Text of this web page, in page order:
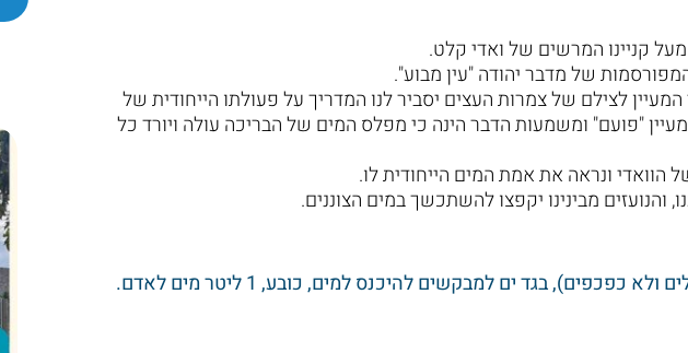
קניינו המרשים של ואדי קלט.
של מדבר יהודה "עין מבוע".
המעיין לצילם של צמרות העצים יסביר לנו המדריך על פעולתו הייחודית של
"פועם" ומשמעות הדבר הינה כי מפלס המים של הבריכה עולה ויורד כל
ונראה את אמת המים הייחודית לו.
והנועזים מבינינו יקפצו להשתכשך במים הצוננים.
כפכפים), בגד ים למבקשים להיכנס למים, כובע, 1 ליטר מים לאדם.